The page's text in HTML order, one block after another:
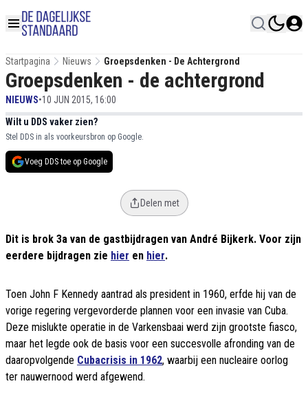
Startpagina Nieuws Groepsdenken - De Achtergrond
Groepsdenken - de achtergrond
NIEUWS•10 JUN 2015, 16:00
Wilt u DDS vaker zien?
Stel DDS in als voorkeursbron op Google.
Voeg DDS toe op Google
Delen met
Dit is brok 3a van de gastbijdragen van André Bijkerk. Voor zijn
eerdere bijdragen zie hier en hier.
Toen John F Kennedy aantrad als president in 1960, erfde hij van de
vorige regering vergevorderde plannen voor een invasie van Cuba.
Deze mislukte operatie in de Varkensbaai werd zijn grootste fiasco,
maar het legde ook de basis voor een succesvolle afronding van de
daaropvolgende Cubacrisis in 1962, waarbij een nucleaire oorlog
ter nauwernood werd afgewend.